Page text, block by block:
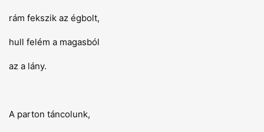
rám fekszik az égbolt,
hull felém a magasból
az a lány.
A parton táncolunk,